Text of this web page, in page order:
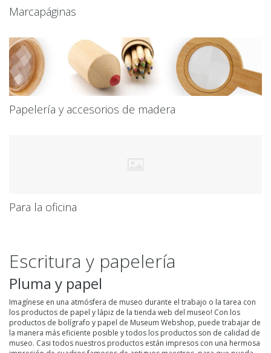
Marcapáginas
Papelería y accesorios de madera
Para la oficina
Escritura y papelería
Pluma y papel
Imagínese en una atmósfera de museo durante el trabajo o la tarea con
los productos de papel y lápiz de la tienda web del museo! Con los
productos de bolígrafo y papel de Museum Webshop, puede trabajar de
la manera más eficiente posible y todos los productos son de calidad de
museo. Casi todos nuestros productos están impresos con una hermosa